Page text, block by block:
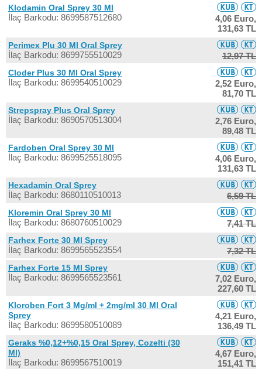
Klodamin Oral Sprey 30 Ml
İlaç Barkodu: 8699587512680
4,06 Euro,
131,63 TL
Perimex Plu 30 Ml Oral Sprey
İlaç Barkodu: 8699755510029 12,97 TL
Cloder Plus 30 Ml Oral Sprey
İlaç Barkodu: 8699540510029
2,52 Euro,
81,70 TL
Strepspray Plus Oral Sprey
İlaç Barkodu: 8690570513004
2,76 Euro,
89,48 TL
Fardoben Oral Sprey 30 Ml
İlaç Barkodu: 8699525518095
4,06 Euro,
131,63 TL
Hexadamin Oral Sprey
İlaç Barkodu: 8680110510013 6,59 TL
Kloremin Oral Sprey 30 Ml
İlaç Barkodu: 8680760510029 7,41 TL
Farhex Forte 30 Ml Sprey
İlaç Barkodu: 8699565523554 7,32 TL
Farhex Forte 15 Ml Sprey
İlaç Barkodu: 8699565523561
7,02 Euro,
227,60 TL
Kloroben Fort 3 Mg/ml + 2mg/ml 30 Ml Oral
Sprey
İlaç Barkodu: 8699580510089
4,21 Euro,
136,49 TL
Geraks %0,12+%0,15 Oral Sprey, Cozelti (30
Ml)
İlaç Barkodu: 8699567510019
4,67 Euro,
151,41 TL